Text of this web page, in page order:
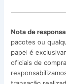
Nota de
pacotes ou
papel é
oficiais de